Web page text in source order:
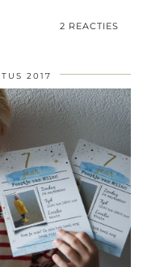
2 REACTIES
2017